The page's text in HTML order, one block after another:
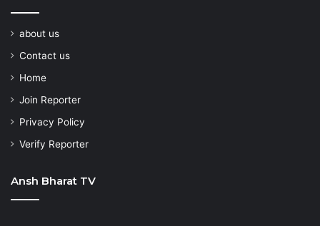
about us
Contact us
Home
Join Reporter
Privacy Policy
Verify Reporter
Ansh Bharat TV